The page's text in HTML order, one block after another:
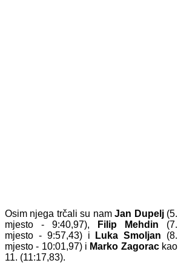
Osim njega trčali su namJan Dupelj(5.
mjesto - 9:40,97),
Filip Mehdin (7.
mjesto - 9:57,43) i
Luka Smoljan (8.
mjesto - 10:01,97) i Marko Zagorackao
11. (11:17,83).